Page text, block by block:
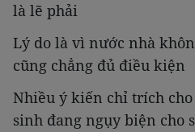
là lẽ phải
Lý do là vì nước nhà
cũng chẳng đủ điều kiện
Nhiều ý kiến chỉ trích
sinh đang ngụy biện cho